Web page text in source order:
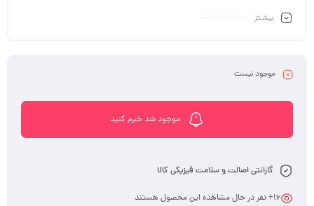
بیشـتر
موجود نیست
موجود شد خبرم کنید
گارانتی اصالت و سلامت فیزیکی کالا
16+ نفر در حال مشاهده این محصول هستند